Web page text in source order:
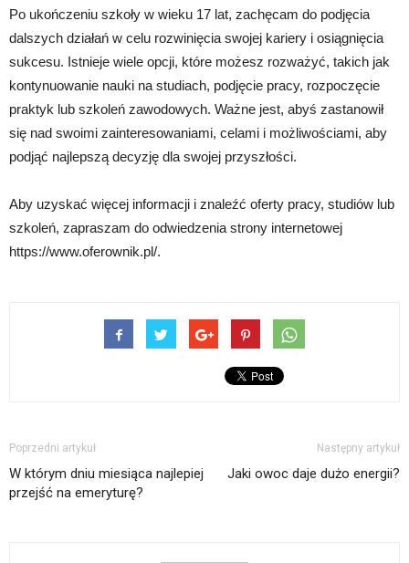
Po ukończeniu szkoły w wieku 17 lat, zachęcam do podjęcia
dalszych działań w celu rozwinięcia swojej kariery i osiągnięcia
sukcesu. Istnieje wiele opcji, które możesz rozważyć, takich jak
kontynuowanie nauki na studiach, podjęcie pracy, rozpoczęcie
praktyk lub szkoleń zawodowych. Ważne jest, abyś zastanowił
się nad swoimi zainteresowaniami, celami i możliwościami, aby
podjąć najlepszą decyzję dla swojej przyszłości.
Aby uzyskać więcej informacji i znaleźć oferty pracy, studiów lub
szkoleń, zapraszam do odwiedzenia strony internetowej
https://www.oferownik.pl/.
Poprzedni artykuł
W którym dniu miesiąca najlepiej
przejść na emeryturę?
Następny artykuł
Jaki owoc daje dużo energii?